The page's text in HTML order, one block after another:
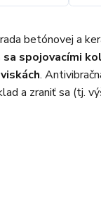
betónovej a
sa spojovacími
.
a zraniť sa (tj.